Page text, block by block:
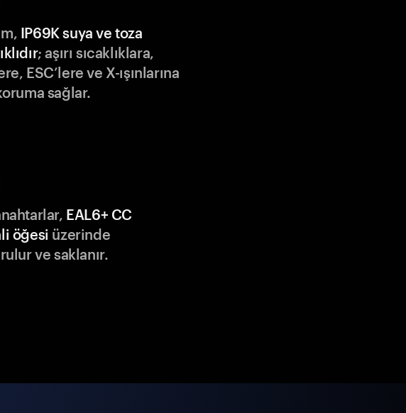
IP69K suya ve toza
; aşırı sıcaklıklara,
ESC’lere ve X-ışınlarına
sağlar.
EAL6+ CC
öğesi üzerinde
ve saklanır.